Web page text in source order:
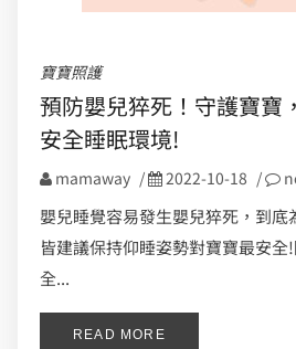
寶寶照護
預防嬰兒猝死！守護寶寶
安全睡眠環境!
mamaway / 2022-10-18 /
嬰兒睡覺容易發生嬰兒猝死，到底
皆建議保持仰睡姿勢對寶寶最安全
全...
READ MORE